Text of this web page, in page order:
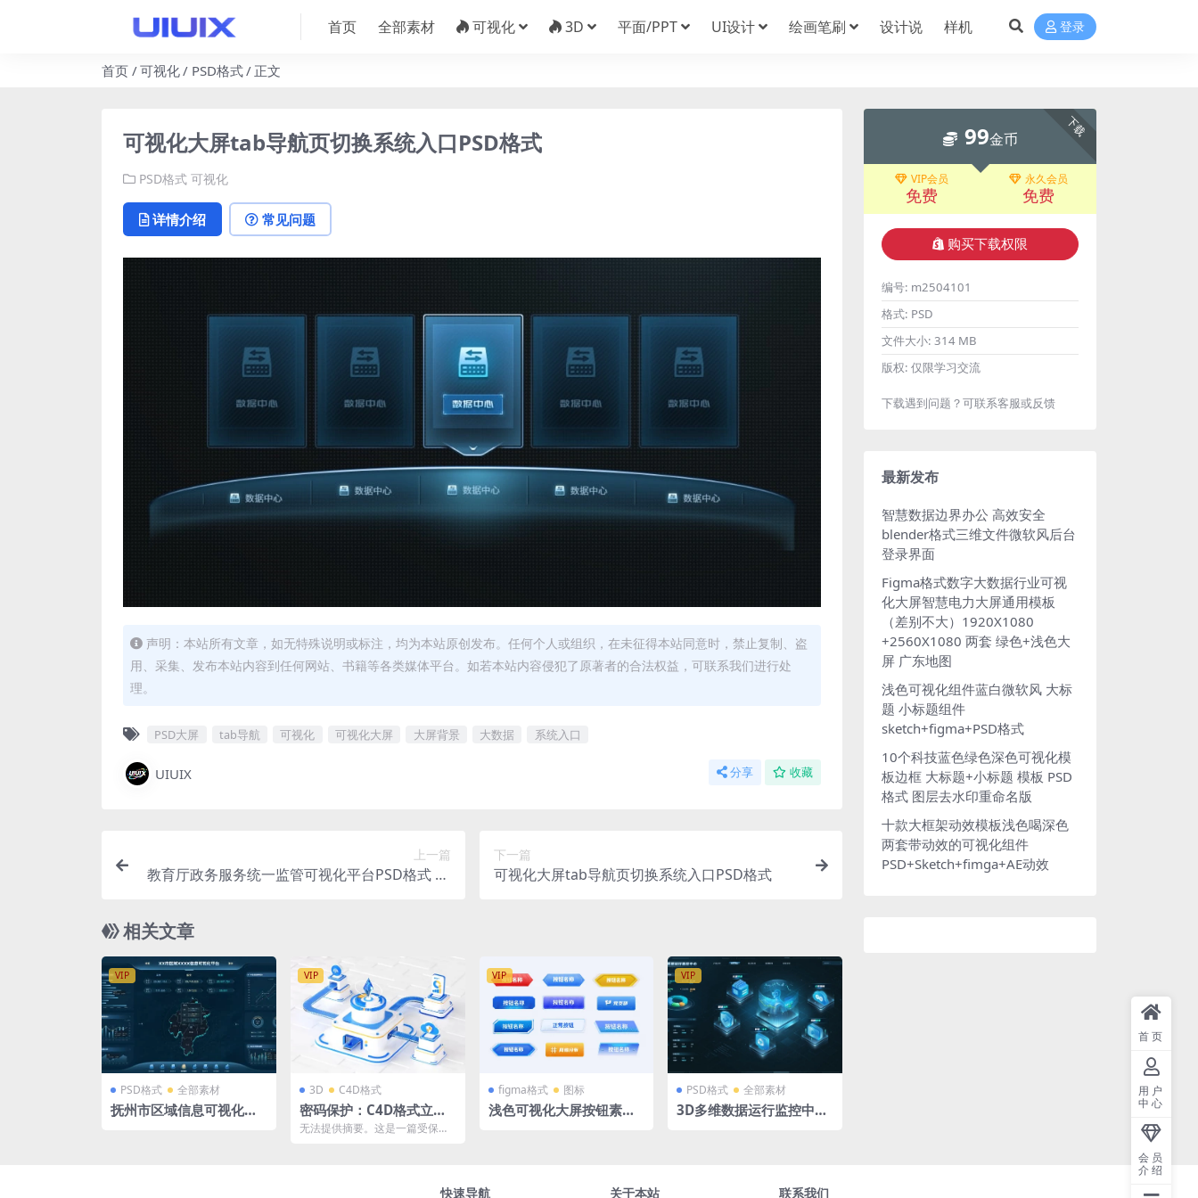
首页 全部素材 可视化 3D 平面/PPT UI设计 绘画笔刷 设计说 样机 登录
首页 可视化 PSD格式 正文
可视化大屏tab导航页切换系统入口PSD格式
PSD格式 可视化
详情介绍 常见问题
声明：本站所有文章，如无特殊说明或标注，均为本站原创发布。任何个人或组织，在未征得本站同意时，禁止复制、盗
用、采集、发布本站内容到任何网站、书籍等各类媒体平台。如若本站内容侵犯了原著者的合法权益，可联系我们进行处
理。
PSD大屏 tab导航 可视化 可视化大屏 大屏背景 大数据 系统入口
UIUIX 分享 收藏
上一篇
教育厅政务服务统一监管可视化平台PSD格式 19
下一篇
可视化大屏tab导航页切换系统入口PSD格式
相关文章
VIP
PSD格式 全部素材
抚州市区域信息可视化平
VIP
3D C4D格式
密码保护：C4D格式立体
场景微软风磨玻璃大数据
无法提供摘要。这是一篇受保护
VIP
figma格式 图标
浅色可视化大屏按钮素材b
VIP
PSD格式 全部素材
3D多维数据运行监控中心
下载
99金币
VIP会员
免费
永久会员
免费
购买下载权限
编号: m2504101
格式: PSD
文件大小: 314 MB
版权: 仅限学习交流
下载遇到问题？可联系客服或反馈
最新发布
智慧数据边界办公 高效安全
blender格式三维文件微软风后台
登录界面
Figma格式数字大数据行业可视
化大屏智慧电力大屏通用模板
（差别不大）1920X1080
+2560X1080 两套 绿色+浅色大
屏 广东地图
浅色可视化组件蓝白微软风 大标
题 小标题组件
sketch+figma+PSD格式
10个科技蓝色绿色深色可视化模
板边框 大标题+小标题 模板 PSD
格式 图层去水印重命名版
十款大框架动效模板浅色喝深色
两套带动效的可视化组件
PSD+Sketch+fimga+AE动效
快速导航 关于本站 联系我们
首页
用户
中心
会员
介绍